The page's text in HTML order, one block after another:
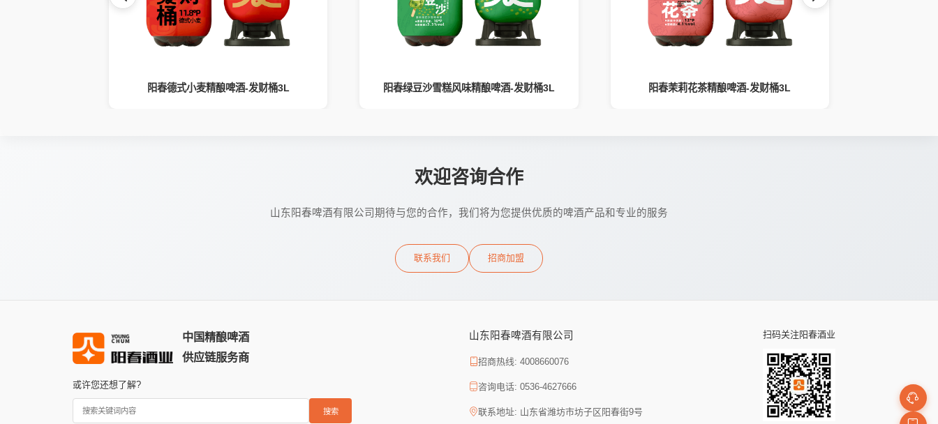
阳春德式小麦精酿啤酒-发财桶3L 阳春绿豆沙雪糕风味精酿啤酒-发财桶3L 阳春茉莉花茶精酿啤酒-发财桶3L
欢迎咨询合作
山东阳春啤酒有限公司期待与您的合作，我们将为您提供优质的啤酒产品和专业的服务
联系我们 招商加盟
中国精酿啤酒
供应链服务商
或许您还想了解?
搜索
山东阳春啤酒有限公司
招商热线: 4008660076
咨询电话: 0536-4627666
联系地址: 山东省潍坊市坊子区阳春街9号
扫码关注阳春酒业